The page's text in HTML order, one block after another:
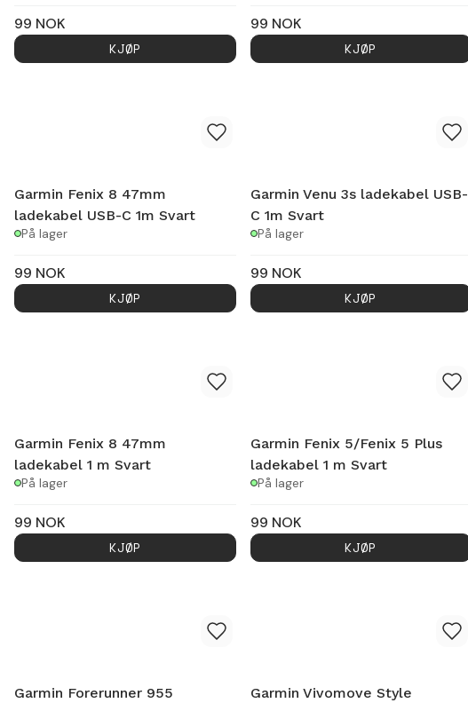
99 NOK
KJØP
99 NOK
KJØP
Garmin Fenix 8 47mm
ladekabel USB-C 1m Svart
På lager
99 NOK
KJØP
Garmin Venu 3s ladekabel USB-
C 1m Svart
På lager
99 NOK
KJØP
Garmin Fenix 8 47mm
ladekabel 1 m Svart
På lager
99 NOK
KJØP
Garmin Fenix 5/Fenix 5 Plus
ladekabel 1 m Svart
På lager
99 NOK
KJØP
Garmin Forerunner 955 Garmin Vivomove Style